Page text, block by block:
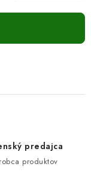
predajca
produktov